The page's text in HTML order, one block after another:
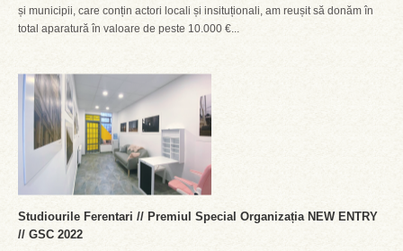
și municipii, care conțin actori locali și insituționali, am reușit să donăm în
total aparatură în valoare de peste 10.000 €...
Studiourile Ferentari // Premiul Special Organizația NEW ENTRY
// GSC 2022